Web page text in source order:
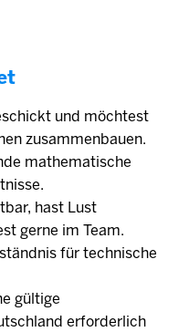
und möchtest
zusammenbauen.
mathematische
hast Lust
gerne im Team.
für technische
gültige
erforderlich